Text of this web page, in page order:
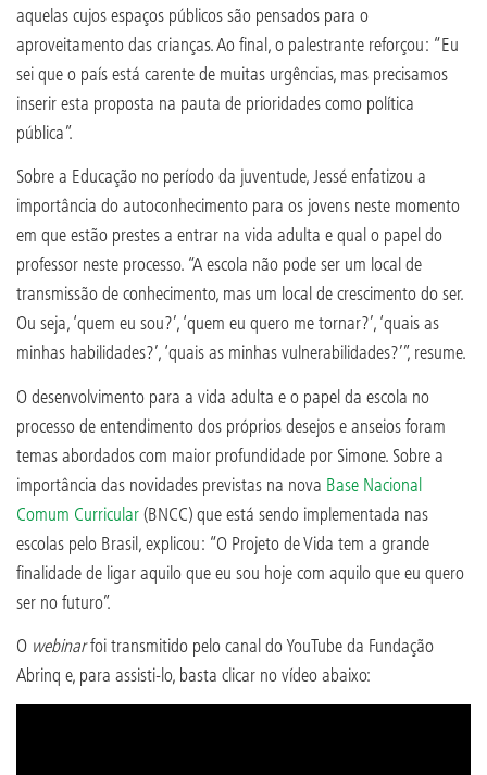
aquelas cujos espaços públicos são pensados para o
aproveitamento das crianças. Ao final, o palestrante reforçou: “Eu
sei que o país está carente de muitas urgências, mas precisamos
inserir esta proposta na pauta de prioridades como política
pública”.
Sobre a Educação no período da juventude, Jessé enfatizou a
importância do autoconhecimento para os jovens neste momento
em que estão prestes a entrar na vida adulta e qual o papel do
professor neste processo. “A escola não pode ser um local de
transmissão de conhecimento, mas um local de crescimento do ser.
Ou seja, ‘quem eu sou?’, ‘quem eu quero me tornar?’, ‘quais as
minhas habilidades?’, ‘quais as minhas vulnerabilidades?’”, resume.
O desenvolvimento para a vida adulta e o papel da escola no
processo de entendimento dos próprios desejos e anseios foram
temas abordados com maior profundidade por Simone. Sobre a
importância das novidades previstas na nova Base Nacional
Comum Curricular(BNCC) que está sendo implementada nas
escolas pelo Brasil, explicou: “O Projeto de Vida tem a grande
finalidade de ligar aquilo que eu sou hoje com aquilo que eu quero
ser no futuro”.
O webinarfoi transmitido pelo canal do YouTube da Fundação
Abrinq e, para assisti-lo, basta clicar no vídeo abaixo: